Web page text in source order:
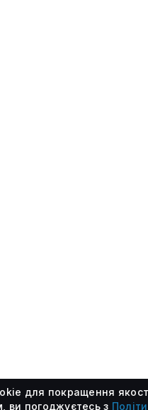
для покращення
ви погоджуєтесь з